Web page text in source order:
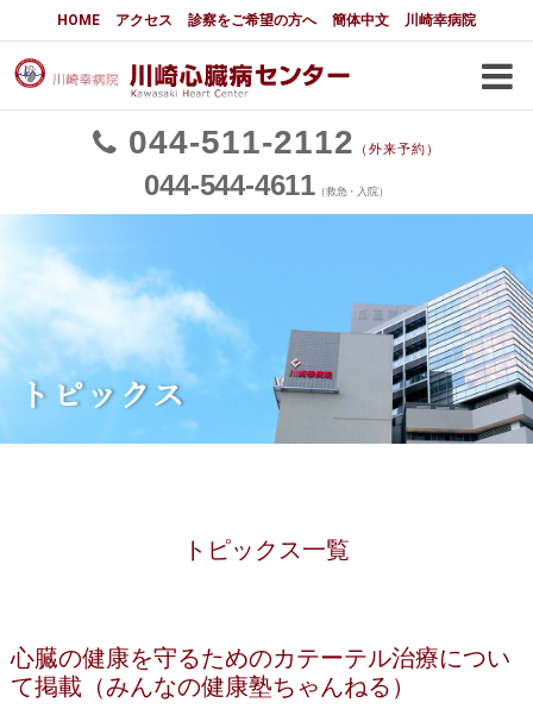
HOME アクセス 診察をご希望の方へ 簡体中文 川崎幸病院
044 511 2112 （外来予約）
044 544 4611 （救急・入院）
川崎幸病院川崎心臓病センター
川崎心臓病センターについて
肥大型心筋症の治療法
TEER LAAC
診察をご希望の方へ
採用・医療関係の方へ
トピックス
トピックス一覧
心臓の健康を守るためのカテーテル治療につい
て掲載（みんなの健康塾ちゃんねる）